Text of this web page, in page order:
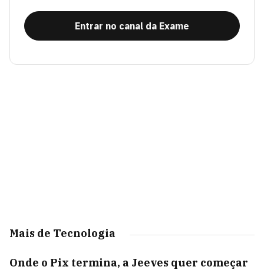
Entrar no canal da Exame
Mais de Tecnologia
Onde o Pix termina, a Jeeves quer começar